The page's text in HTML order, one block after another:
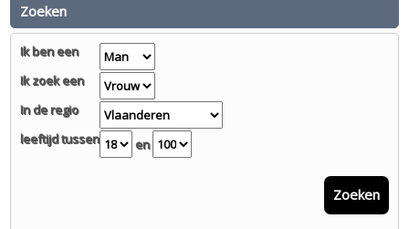
Zoeken
Ik ben een
Ik zoek een
In de regio
leeftijd tussen
en
Zoeken